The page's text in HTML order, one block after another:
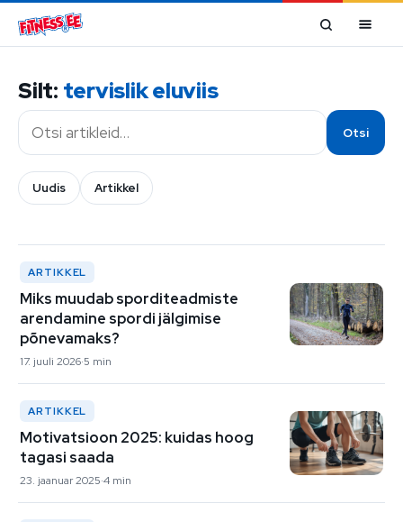
Mine sisu juurde
Silt: tervislik eluviis
Otsi
Otsi
Uudis Artikkel
ARTIKKEL
Miks muudab sporditeadmiste
arendamine spordi jälgimise
põnevamaks?
17. juuli 2026 5 min
ARTIKKEL
Motivatsioon 2025: kuidas hoog
tagasi saada
23. jaanuar 2025 4 min